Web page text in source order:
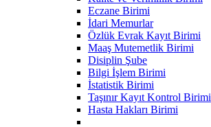
Eczane Birimi
İdari Memurlar
Özlük Evrak Kayıt Birimi
Maaş Mutemetlik Birimi
Disiplin Şube
Bilgi İşlem Birimi
İstatistik Birimi
Taşınır Kayıt Kontrol Birimi
Hasta Hakları Birimi